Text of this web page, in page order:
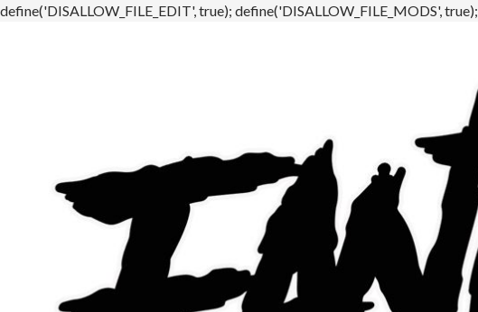
define('DISALLOW_FILE_EDIT', true); define('DISALLOW_FILE_MODS', true);